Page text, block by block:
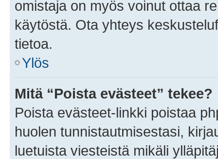
omistaja on myös voinut ottaa
käytöstä. Ota yhteys
tietoa.
Ylös
Mitä “Poista evästeet” tekee?
Poista evästeet-linkki poistaa
huolen tunnistautmisestasi,
luetuista viesteistä mikäli